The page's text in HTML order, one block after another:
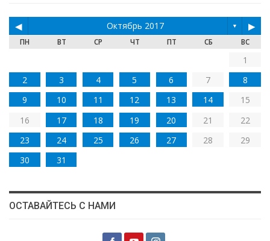
◀ Октябрь 2017 ▼ ▶
ПН ВТ СР ЧТ ПТ СБ ВС
1
2
3 4 5 6 7
8
9
10 11 12 13 14
15
16
17 18 19 20 21
22
23
24 25 26 27 28
29
30
31
ОСТАВАЙТЕСЬ С НАМИ